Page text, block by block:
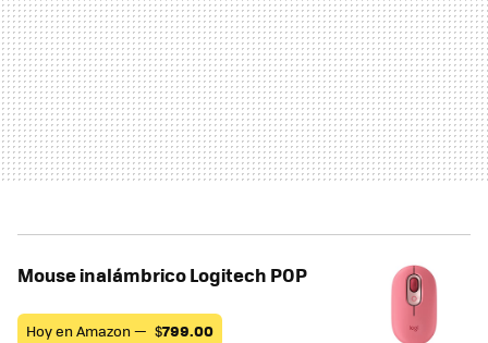
Mouse inalámbrico Logitech POP
Hoy en Amazon — $799.00